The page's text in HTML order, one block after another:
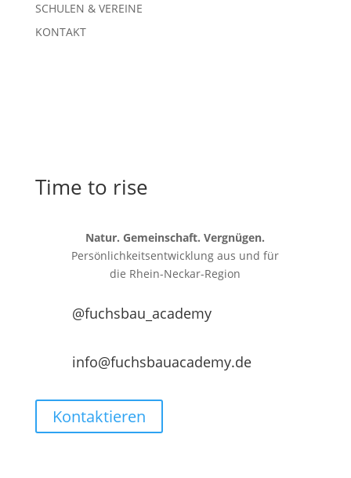
SCHULEN & VEREINE
KONTAKT
Time to rise
Natur. Gemeinschaft. Vergnügen.
Persönlichkeitsentwicklung aus und für
die Rhein-Neckar-Region
@fuchsbau_academy
info@fuchsbauacademy.de
Kontaktieren